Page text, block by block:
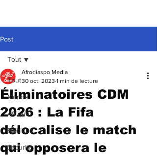
Post
Tout
Monde
Afrique
Politique
Sécurité
Tout
Éliminatoires CDM
2026 : La Fifa
délocalise le match
qui opposera le
Afrodiaspo Media
30 oct. 2023 1 min de lecture